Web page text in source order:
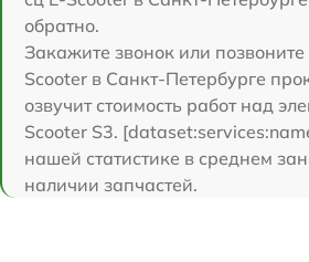
обратно.
Закажите звонок или
Scooter в Санкт-Петербурге
озвучит стоимость работ над
Scooter S3.
нашей статистике в среднем
наличии запчастей.